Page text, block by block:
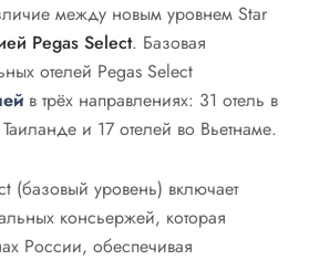
между новым уровнем Star
Pegas Select. Базовая
отелей Pegas Select
в трёх направлениях: 31 отель в
и 17 отелей во Вьетнаме.
(базовый уровень) включает
консьержей, которая
России, обеспечивая